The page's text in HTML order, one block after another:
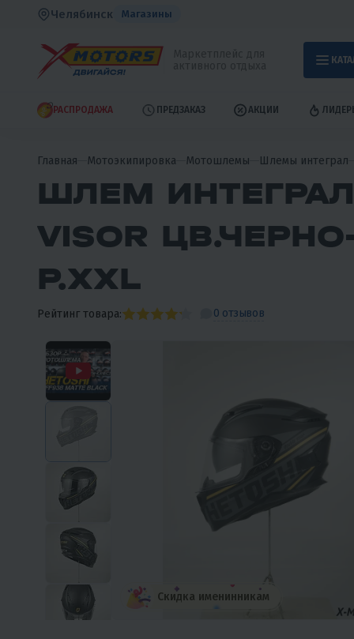
Челябинск Магазины
РАСПРОДАЖА ПРЕДЗАКАЗ АКЦИИ
Главная Мотоэкипировка Мотошлемы Шлемы интеграл
ШЛЕМ ИНТЕГРАЛ
VISOR
Р.XXL
Рейтинг товара: 0 отзывов
Скидка именинникам